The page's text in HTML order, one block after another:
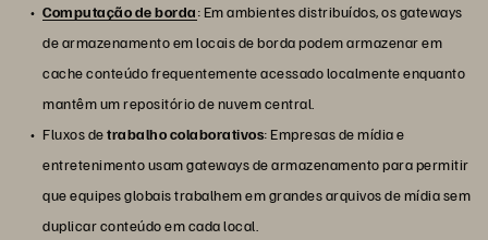
Computação de borda: Em ambientes distribuídos, os gateways
de armazenamento em locais de borda podem armazenar em
cache conteúdo frequentemente acessado localmente enquanto
mantêm um repositório de nuvem central.
Fluxos detrabalho colaborativos: Empresas de mídia e
entretenimento usam gateways de armazenamento para permitir
que equipes globais trabalhem em grandes arquivos de mídia sem
duplicar conteúdo em cada local.